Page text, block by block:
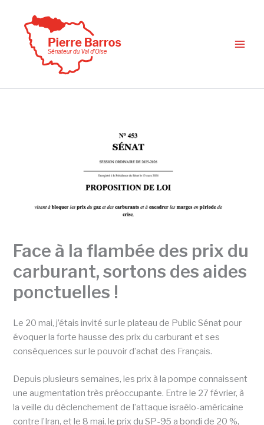
contenu
Face à la flambée des prix du
carburant, sortons des aides
ponctuelles !
Le 20 mai, j’étais invité sur le plateau de Public Sénat pour
évoquer la forte hausse des prix du carburant et ses
conséquences sur le pouvoir d’achat des Français.
Depuis plusieurs semaines, les prix à la pompe connaissent
une augmentation très préoccupante. Entre le 27 février, à
la veille du déclenchement de l’attaque israélo-américaine
contre l’Iran, et le 8 mai, le prix du SP-95 a bondi de 20 %,